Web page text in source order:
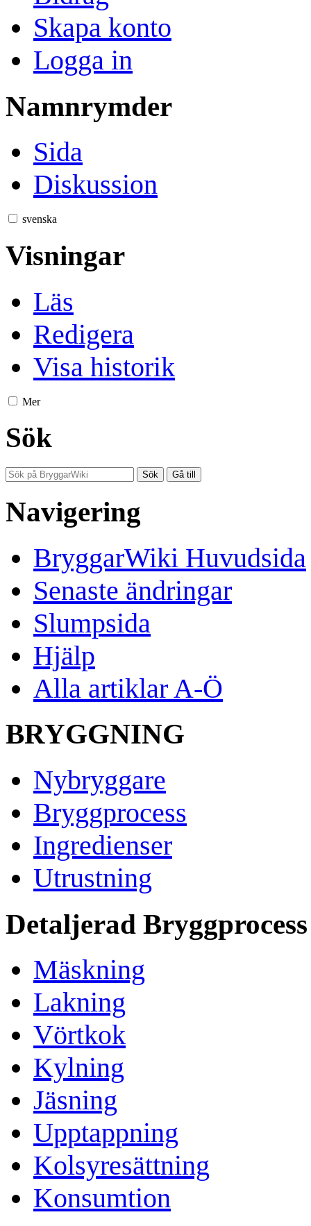
Skapa konto
Logga in
Namnrymder
Sida
Diskussion
svenska
Visningar
Läs
Redigera
Visa historik
Mer
Sök
Navigering
BryggarWiki Huvudsida
Senaste ändringar
Slumpsida
Hjälp
Alla artiklar A-Ö
BRYGGNING
Nybryggare
Bryggprocess
Ingredienser
Utrustning
Detaljerad Bryggprocess
Mäskning
Lakning
Vörtkok
Kylning
Jäsning
Upptappning
Kolsyresättning
Konsumtion